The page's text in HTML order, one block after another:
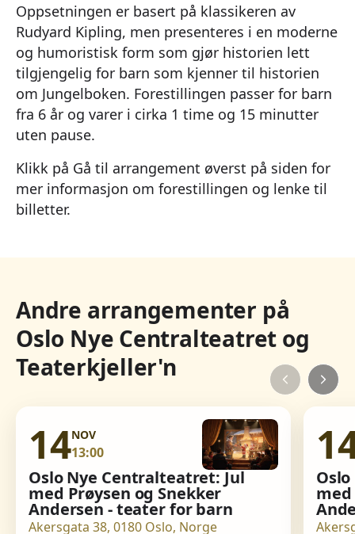
Oppsetningen er basert på klassikeren av
Rudyard Kipling, men presenteres i en moderne
og humoristisk form som gjør historien lett
tilgjengelig for barn som kjenner til historien
om Jungelboken. Forestillingen passer for barn
fra 6 år og varer i cirka 1 time og 15 minutter
uten pause.
Klikk på Gå til arrangement øverst på siden for
mer informasjon om forestillingen og lenke til
billetter.
Andre arrangementer på
Oslo Nye Centralteatret og
Teaterkjeller'n
14NOV
13:00
Oslo Nye Centralteatret: Jul
med Prøysen og Snekker
Andersen - teater for barn
Akersgata 38, 0180 Oslo, Norge
med